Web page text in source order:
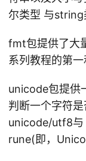
尔类型 与string
fmt包提供了大
系列教程的第一
unicode包提供
判断一个字符是
unicode/utf8与
rune(即，